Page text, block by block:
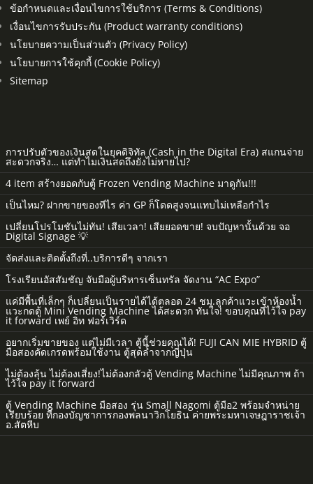
ข้อกำหนดและเงื่อนไขการใช้บริการ (Terms & Conditions)
เงื่อนไขการรับประกัน (Product warranty conditions)
นโยบายความเป็นส่วนตัว (Privacy Policy)
นโยบายการใช้คุกกี้ (Cookie Policy)
Sitemap
การปรับตัวของเงินสดในยุคดิจิทัล (Cash in the Digital Era) สแกนจ่าย
สะดวกจริง… แต่ทำไมเงินสดถึงยังไม่หายไป?
4 item สร้างยอดกับตู้ Frozen Vending Machine มาดูกัน!!!
เป็นไหม? ฝากขายของทีไร ค่า GP ก็โดดสูงจนแทบไม่เหลือกำไร
เปลี่ยนโปรโมชันไม่ทัน! เสียเวลา! เสียยอดขาย! จบปัญหานั้นด้วย จอ
Digital Signage 💡
จัดส่งและติดตั้งถึงที่..บริการดีๆ จากเรา
โรงเรียนอัสสัมชัญ จับมือผู้บริหารเซ็นทรัล จัดงาน “AC Expo”
แค่มีพื้นที่เล็กๆ ก็เปลี่ยนเป็นรายได้ได้ตลอด 24 ชม.ลูกค้าแวะเข้าห้องน้ำ
แวะกดตู้ Mini Vending Machine ได้สะดวก ทันใจ! ขอบคุณที่ไว้ใจ pay
it forward เพย์ อิท ฟอร์เวิร์ด
อยากเริ่มขายของ แต่ไม่มีเวลา ตู้นี้ช่วยคุณได้! FUJI CAN MIE HYBRID ตู้
มือสองคัดเกรดพร้อมใช้งาน ตู้สุดล้ำจากญี่ปุ่น
ไม่ต้องลุ้น ไม่ต้องเสี่ยง!ไม่ต้องกลัวตู้ Vending Machine ไม่มีคุณภาพ ถ้า
ไว้ใจ pay it forward
ตู้ Vending Machine มือสอง รุ่น Small Nagomi ตู้มือ2 พร้อมจำหน่าย
เรียบร้อย ที่กองบัญชาการกองพลนาวิกโยธิน ค่ายพระมหาเจษฎาราชเจ้า
อ.สัตหีบ